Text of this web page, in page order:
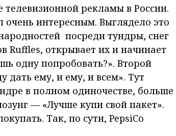
рекламы в России.
интересным. Выглядело это
посреди тундры, снег
Ruffles, открывает их и начинает
одну попробовать?». Второй
дать ему, и ему, и всем». Тут
в полном одиночестве, больше
— «Лучше купи свой пакет».
Так, по сути, PepsiCo